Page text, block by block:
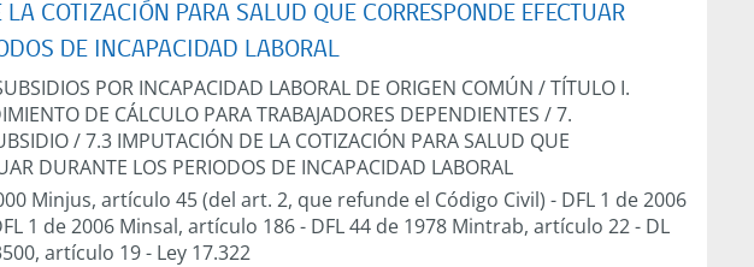
COTIZACIÓN PARA SALUD QUE CORRESPONDE EFECTUAR
DE INCAPACIDAD LABORAL
POR INCAPACIDAD LABORAL DE ORIGEN COMÚN /TÍTULO I.
DE CÁLCULO PARA TRABAJADORES DEPENDIENTES /7.
/7.3 IMPUTACIÓN DE LA COTIZACIÓN PARA SALUD QUE
DURANTE LOS PERIODOS DE INCAPACIDAD LABORAL
Minjus, artículo 45 (del art. 2, que refunde el Código Civil) - DFL 1 de 2006
1 de 2006 Minsal, artículo 186- DFL 44 de 1978 Mintrab, artículo 22- DL
artículo 19- Ley 17.322